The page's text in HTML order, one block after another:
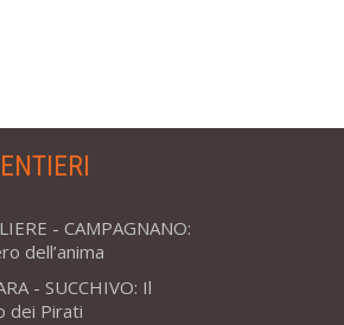
- CAMPAGNANO:
dell’anima
- SUCCHIVO: Il
dei Pirati